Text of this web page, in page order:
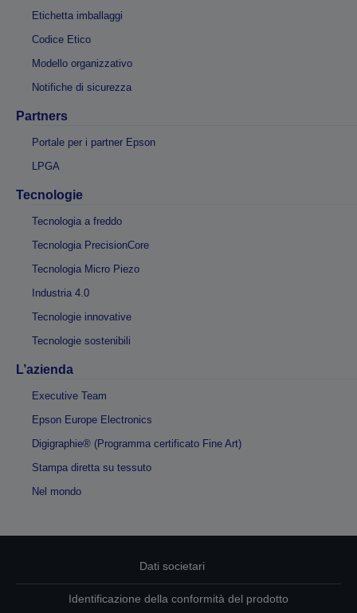
Etichetta imballaggi
Codice Etico
Modello organizzativo
Notifiche di sicurezza
Partners
Portale per i partner Epson
LPGA
Tecnologie
Tecnologia a freddo
Tecnologia PrecisionCore
Tecnologia Micro Piezo
Industria 4.0
Tecnologie innovative
Tecnologie sostenibili
L’azienda
Executive Team
Epson Europe Electronics
Digigraphie® (Programma certificato Fine Art)
Stampa diretta su tessuto
Nel mondo
Dati societari
Identificazione della conformità del prodotto